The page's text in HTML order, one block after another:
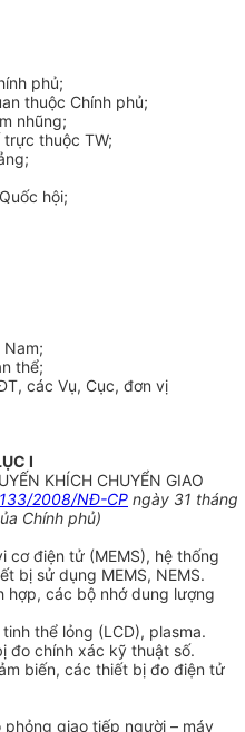
phủ;
thuộc Chính phủ;
nhũng;
thuộc TW;
hội;
thể;
các Vụ, Cục, đơn vị
I
KHÍCH CHUYỂN GIAO
133/2008/NĐ-CP ngày 31 tháng
Chính phủ)
cơ điện tử (MEMS), hệ thống
bị sử dụng MEMS, NEMS.
hợp, các bộ nhớ dung lượng
thể lỏng (LCD), plasma.
đo chính xác kỹ thuật số.
biến, các thiết bị đo điện tử
giao tiếp người – máy